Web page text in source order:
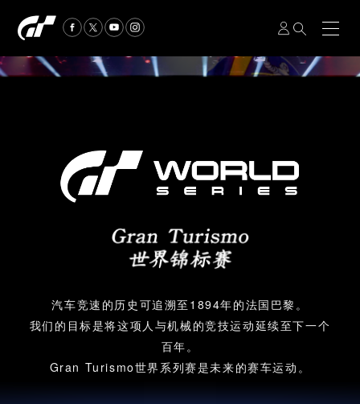
汽车竞速的历史可追溯至1894年的法国巴黎。
我们的目标是将这项人与机械的竞技运动延续至下一个
百年。
Gran Turismo世界系列赛是未来的赛车运动。